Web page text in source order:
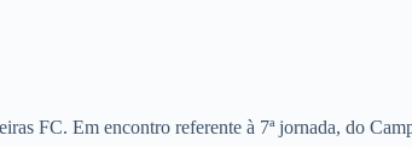
FC. Em encontro referente à 7ª jornada, do